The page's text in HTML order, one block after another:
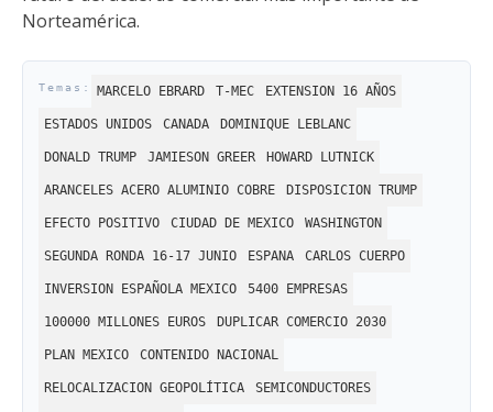
Norteamérica.
MARCELO EBRARD T-MEC EXTENSION 16 AÑOS
ESTADOS UNIDOS CANADA DOMINIQUE LEBLANC
DONALD TRUMP JAMIESON GREER HOWARD LUTNICK
ARANCELES ACERO ALUMINIO COBRE DISPOSICION TRUMP
EFECTO POSITIVO CIUDAD DE MEXICO WASHINGTON
SEGUNDA RONDA 16-17 JUNIO ESPANA CARLOS CUERPO
INVERSION ESPAÑOLA MEXICO 5400 EMPRESAS
100000 MILLONES EUROS DUPLICAR COMERCIO 2030
PLAN MEXICO CONTENIDO NACIONAL
RELOCALIZACION GEOPOLÍTICA SEMICONDUCTORES